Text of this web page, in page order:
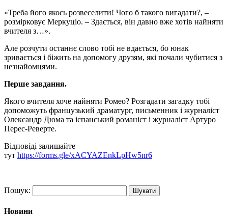
«Треба його якось розвеселити! Чого б такого вигадати?, –
розмірковує Меркуціо. – Здається, він давно вже хотів найняти
вчителя з…».
Але розчути останнє слово тобі не вдається, бо юнак
зривається і біжить на допомогу друзям, які почали чубитися з
незнайомцями.
Перше завдання.
Якого вчителя хоче найняти Ромео? Розгадати загадку тобі
допоможуть французький драматург, письменник і журналіст
Олександр Дюма та іспанський романіст i журналіст Артуро
Перес-Реверте.
Відповіді залишайте
тут https://forms.gle/xACYAZEnkLpHw5nr6
Пошук:
Новини